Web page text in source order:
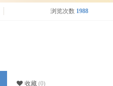
浏览次数 1988
收藏 (0)